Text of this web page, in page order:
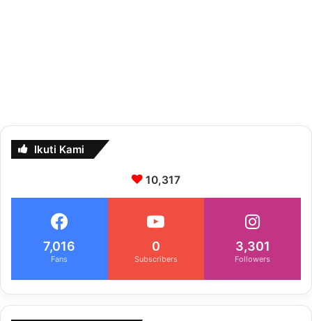
Ikuti Kami
10,317
7,016
Fans
0
Subscribers
3,301
Followers